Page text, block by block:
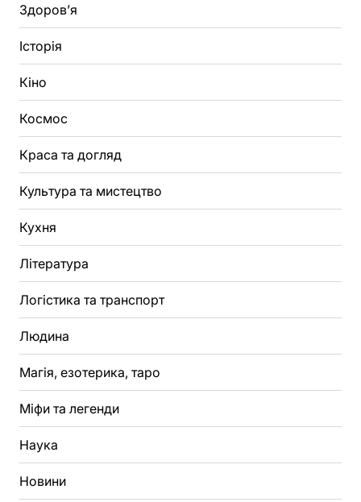
Здоров’я
Історія
Кіно
Космос
Краса та догляд
Культура та мистецтво
Кухня
Література
Логістика та транспорт
Людина
Магія, езотерика, таро
Міфи та легенди
Наука
Новини